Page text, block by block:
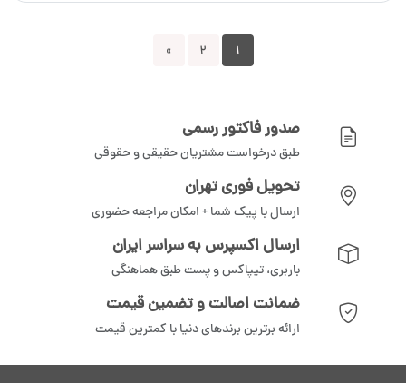
1
2
»
صدور فاکتور رسمی
طبق درخواست مشتریان حقیقی و حقوقی
تحویل فوری تهران
ارسال با پیک شما + امکان مراجعه حضوری
ارسال اکسپرس به سراسر ایران
باربری، تیپاکس و پست طبق هماهنگی
ضمانت اصالت و تضمین قیمت
ارائه برترین برندهای دنیا با کمترین قیمت